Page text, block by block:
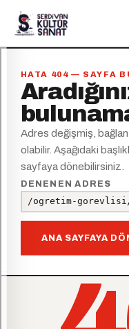
HATA 404 — SAYFA
Adres değişmiş,
olabilir. Aşağıdaki
sayfaya dönebilirsiniz.
DENENEN ADRES
/ogretim-
ANA SAYFAYA